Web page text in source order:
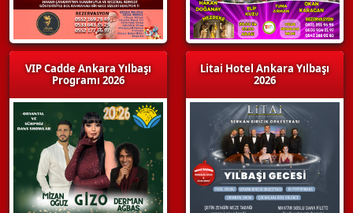
VIP Cadde Ankara Yılbaşı
Programı 2026
Litai Hotel Ankara Yılbaşı
2026